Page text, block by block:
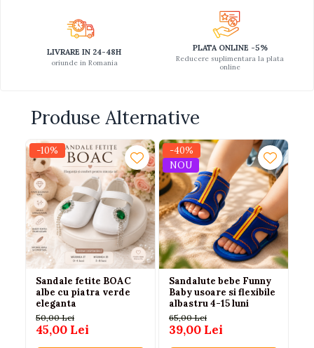
LIVRARE IN 24-48H
oriunde in Romania
PLATA ONLINE -5%
Reducere suplimentara la plata
online
Produse Alternative
-10%
Sandale fetite BOAC
albe cu piatra verde
eleganta
50,00 Lei
45,00 Lei
-40%
NOU
Sandalute bebe Funny
Baby usoare si flexibile
albastru 4-15 luni
65,00 Lei
39,00 Lei